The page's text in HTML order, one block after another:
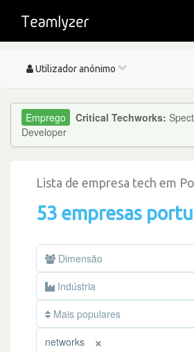
Toggle
Utilizador anónimo
Critical Techworks:
Developer
Lista de empresa tech em
53 empresas
Dimensão
Indústria
Mais populares
×
networks